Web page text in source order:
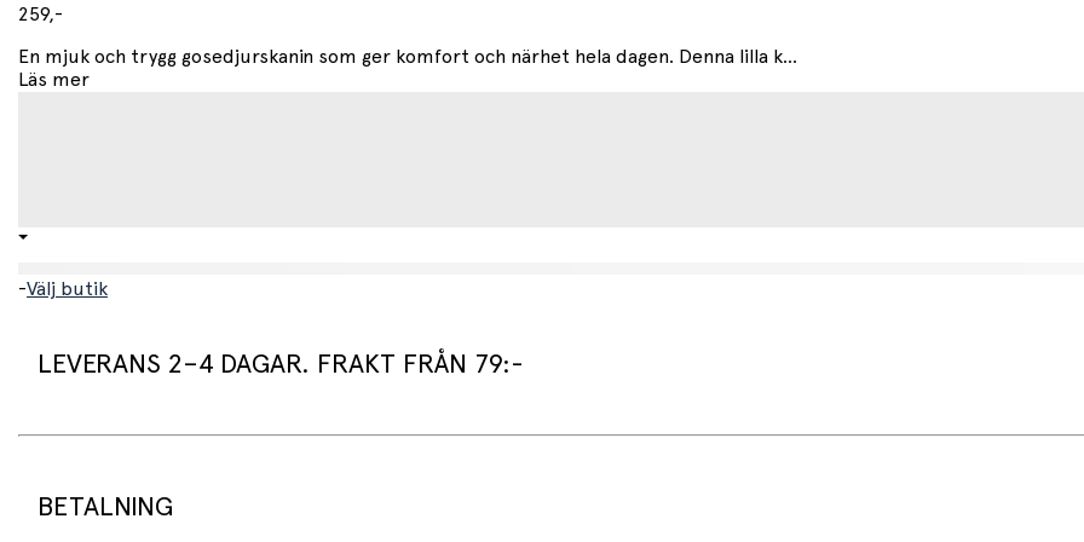
• Handtvätt rekommenderas
• Hängtorkas
• Får ej strykas eller blekas
259,-
En mjuk och trygg gosedjurskanin som ger komfort och närhet hela dagen. Denna lilla k...
Läs mer
-Välj butik
LEVERANS 2–4 DAGAR. FRAKT FRÅN 79:-
Standard leveranstid för varor som finns i lager är 2–4 dagar.
BETALNING